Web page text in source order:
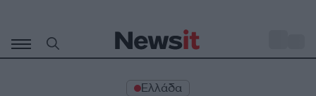
περιεχόμενο
Ελλάδα